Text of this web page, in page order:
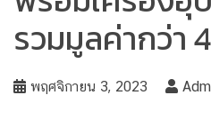
รวมมูลค่ากว่า
พฤศจิกายน 3, 2023